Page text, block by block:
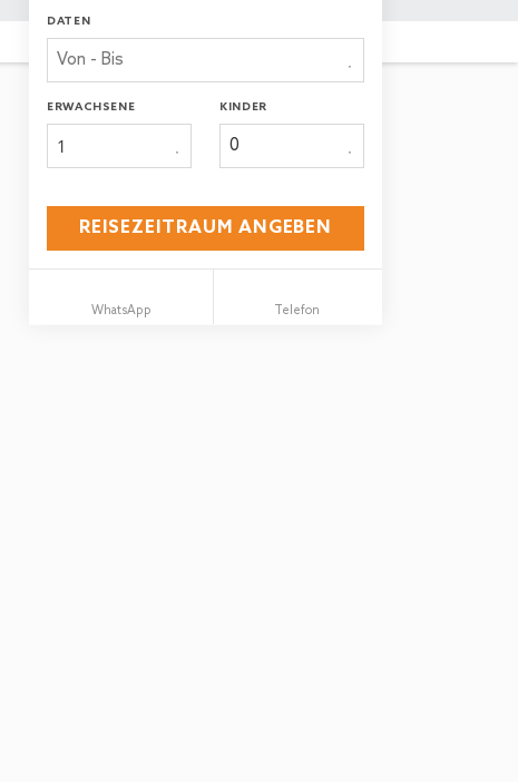
DATEN
ERWACHSENE
1
KINDER
REISEZEITRAUM ANGEBEN
WhatsApp Telefon